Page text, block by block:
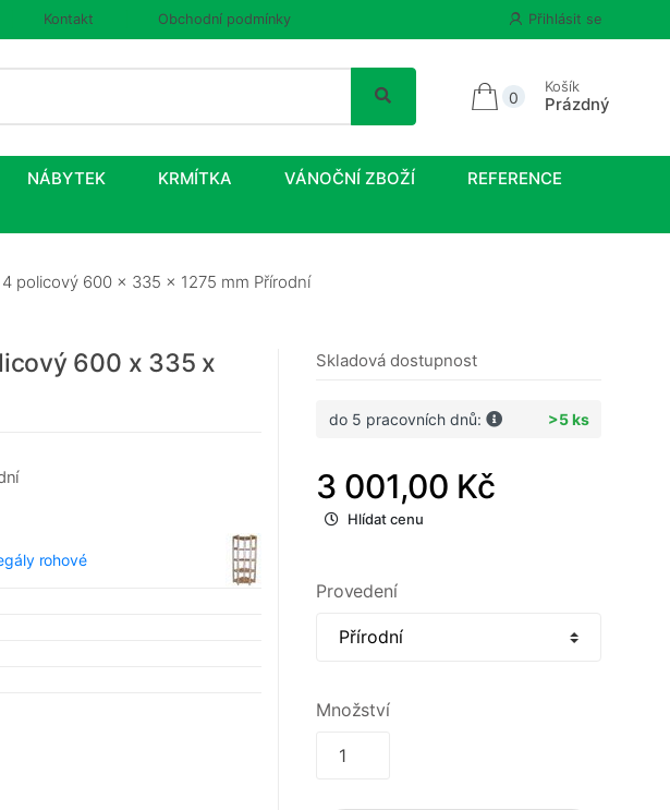
Kontakt Obchodní podmínky Přihlásit se
0
Košík
Prázdný
NÁBYTEK KRMÍTKA VÁNOČNÍ ZBOŽÍ
REFERENCE
policový 600 x 335 x 1275 mm Přírodní
600 x 335 x
rohové
Skladová dostupnost
do 5 pracovních dnů: >5 ks
3 001,00 Kč
Hlídat cenu
Provedení
Množství